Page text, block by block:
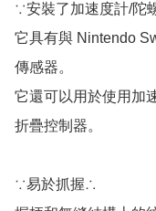
∵安裝了加速度計/陀
它具有與 Nintendo
傳感器。
它還可以用於使用加
折疊控制器。
∵易於抓握∴